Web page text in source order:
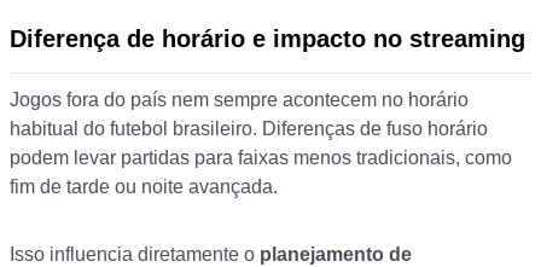
Diferença de horário e impacto no streaming
Jogos fora do país nem sempre acontecem no horário
habitual do futebol brasileiro. Diferenças de fuso horário
podem levar partidas para faixas menos tradicionais, como
fim de tarde ou noite avançada.
Isso influencia diretamente o planejamento de